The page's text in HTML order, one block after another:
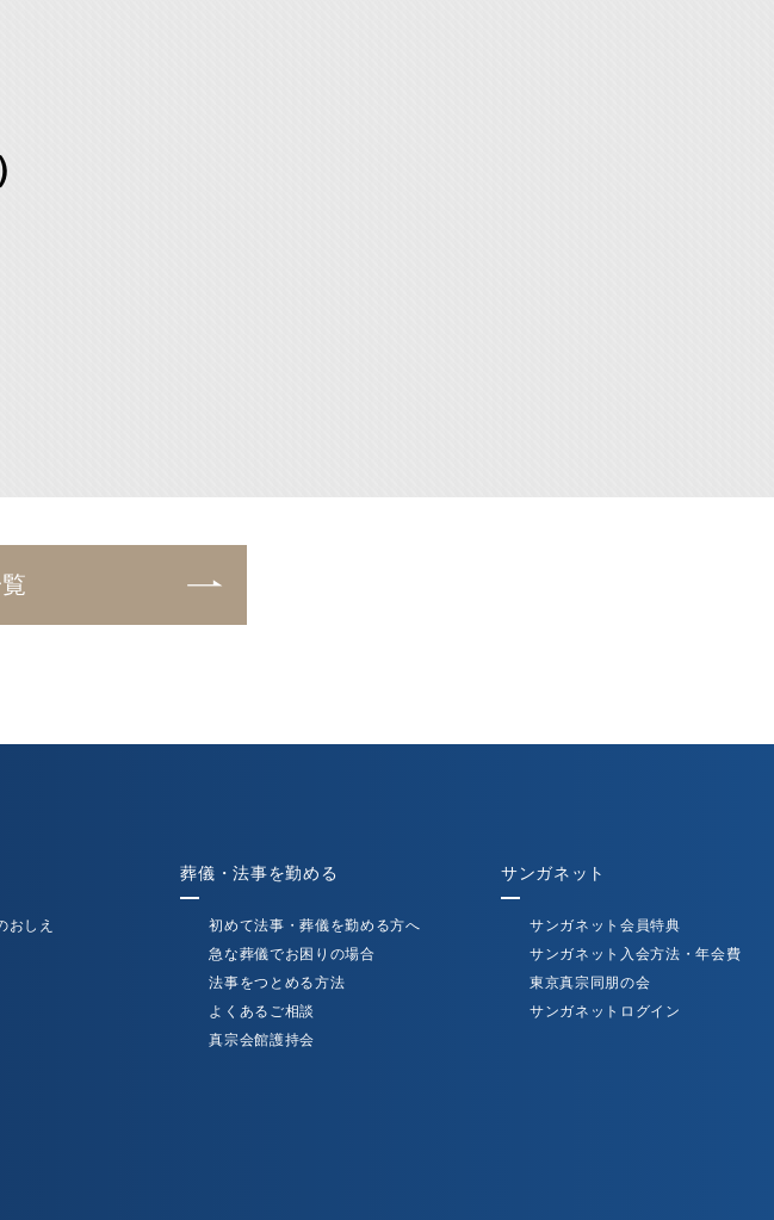
おしえ
葬儀・法事を勤める
初めて法事・葬儀を勤める方へ
急な葬儀でお困りの場合
法事をつとめる方法
よくあるご相談
真宗会館護持会
サンガネット
サンガネット会員特典
サンガネット入会方法・年会費
東京真宗同朋の会
サンガネットログイン